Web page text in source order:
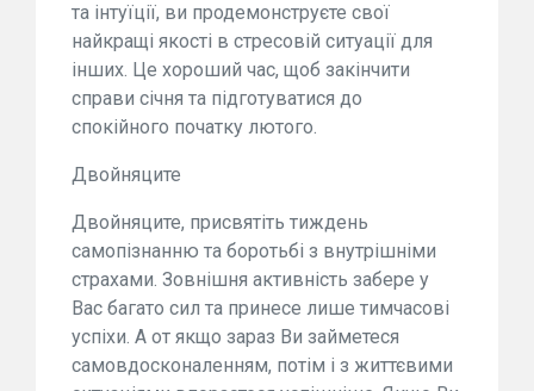
та інтуїції, ви продемонструєте свої
найкращі якості в стресовій ситуації для
інших. Це хороший час, щоб закінчити
справи січня та підготуватися до
спокійного початку лютого.
Двойняците
Двойняците, присвятіть тиждень
самопізнанню та боротьбі з внутрішніми
страхами. Зовнішня активність забере у
Вас багато сил та принесе лише тимчасові
успіхи. А от якщо зараз Ви займетеся
самовдосконаленням, потім і з життєвими